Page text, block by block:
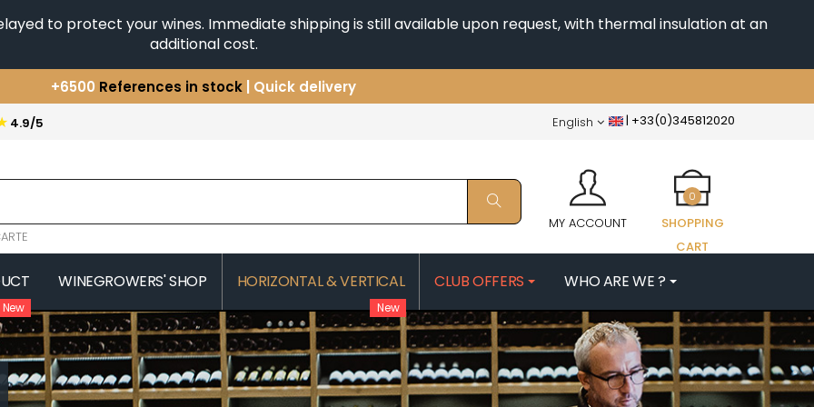
to protect your wines. Immediate shipping is still available upon request, with thermal insulation at an
additional cost.
You have a question ?+33(0)345812020
Discover our selection ofHorizontales & Verticales
4.9/5 | +33(0)345812020
English
MY ACCOUNT
SHOPPING
CART
0
GUILLAUME
COMTE SENARD
COMTES LAFON
CONFURON JEAN-JACQUES
COQUARD LOISON FLEUROT
JAVILLIER PATRICK
JAYER GILLES
JAYER JACQUELINE
JEANNOT
MORIN NICOLAS
MOROT ALBERT
MORTET DENIS
MUGNERET-GIBOURG
New
WINEGROWERS' SHOP HORIZONTAL & VERTICAL
New
CLUB OFFERS WHO ARE WE ?